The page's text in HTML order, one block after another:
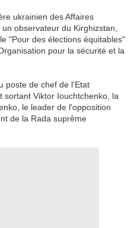
ukrainien des Affaires
observateur du Kirghizstan,
"Pour des élections équitables"
pour la sécurité et la
de chef de l'Etat
sortant Viktor Iouchtchenko, la
le leader de l'opposition
de la Rada suprême